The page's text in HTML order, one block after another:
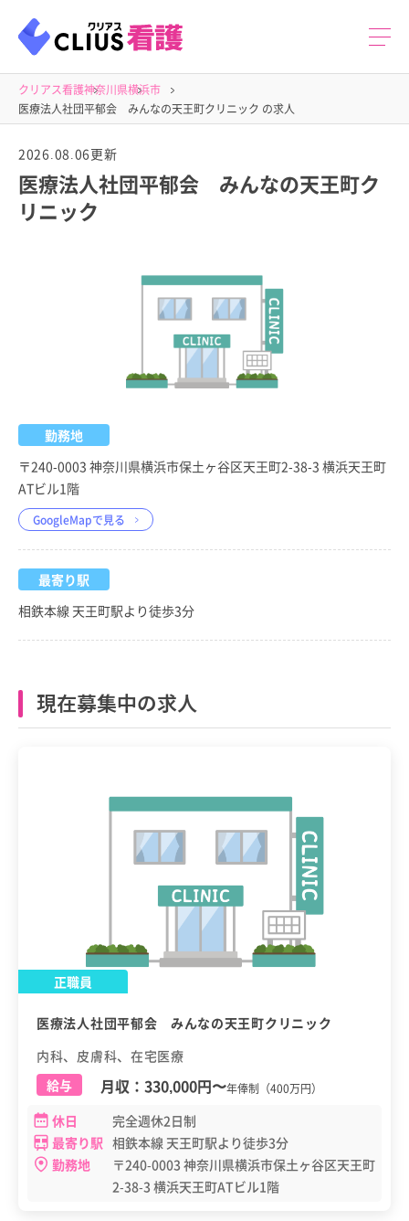
クリアス看護神奈川県横浜市
医療法人社団平郁会 みんなの天王町クリニック の求人
2026.08.06更新
医療法人社団平郁会 みんなの天王町ク
リニック
勤務地
〒240-0003 神奈川県横浜市保土ヶ谷区天王町2-38-3 横浜天王町
ATビル1階
GoogleMapで見る
最寄り駅
相鉄本線 天王町駅より徒歩3分
現在募集中の求人
正職員
医療法人社団平郁会 みんなの天王町クリニック
内科、皮膚科、在宅医療
給与
月収： 330,000円〜年俸制（400万円）
休日
完全週休2日制
最寄り駅 相鉄本線 天王町駅より徒歩3分
勤務地
〒240-0003 神奈川県横浜市保土ヶ谷区天王町
2-38-3 横浜天王町ATビル1階